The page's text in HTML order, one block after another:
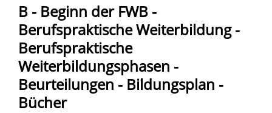
B - Beginn der FWB -
Berufspraktische Weiterbildung -
Berufspraktische
Weiterbildungsphasen -
Beurteilungen - Bildungsplan -
Bücher